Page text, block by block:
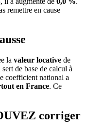
remettre en cause
la valeur locative de
de base de calcul à
coefficient national a
en France. Ce
corriger